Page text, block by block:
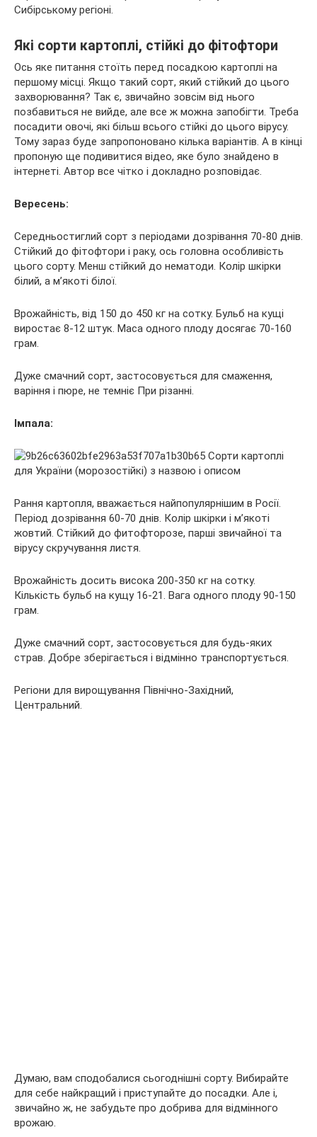
Сибірському регіоні.
Які сорти картоплі, стійкі до фітофтори
Ось яке питання стоїть перед посадкою картоплі на
першому місці. Якщо такий сорт, який стійкий до цього
захворювання? Так є, звичайно зовсім від нього
позбавиться не вийде, але все ж можна запобігти. Треба
посадити овочі, які більш всього стійкі до цього вірусу.
Тому зараз буде запропоновано кілька варіантів. А в кінці
пропоную ще подивитися відео, яке було знайдено в
інтернеті. Автор все чітко і докладно розповідає.
Вересень:
Середньостиглий сорт з періодами дозрівання 70-80 днів.
Стійкий до фітофтори і раку, ось головна особливість
цього сорту. Менш стійкий до нематоди. Колір шкірки
білий, а м’якоті білої.
Врожайність, від 150 до 450 кг на сотку. Бульб на кущі
виростає 8-12 штук. Маса одного плоду досягає 70-160
грам.
Дуже смачний сорт, застосовується для смаження,
варіння і пюре, не темніє При різанні.
Імпала:
Рання картопля, вважається найпопулярнішим в Росії.
Період дозрівання 60-70 днів. Колір шкірки і м’якоті
жовтий. Стійкий до фитофторозе, парші звичайної та
вірусу скручування листя.
Врожайність досить висока 200-350 кг на сотку.
Кількість бульб на кущу 16-21. Вага одного плоду 90-150
грам.
Дуже смачний сорт, застосовується для будь-яких
страв. Добре зберігається і відмінно транспортується.
Регіони для вирощування Північно-Західний,
Центральний.
Думаю, вам сподобалися сьогоднішні сорту. Вибирайте
для себе найкращий і приступайте до посадки. Але і,
звичайно ж, не забудьте про добрива для відмінного
врожаю.